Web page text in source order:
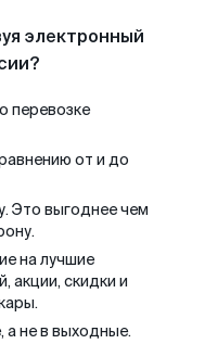
электронный
перевозке
от и до
Это выгоднее чем
на лучшие
акции, скидки и
а не в выходные.